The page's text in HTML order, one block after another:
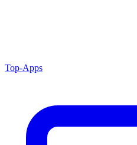
Top-Apps